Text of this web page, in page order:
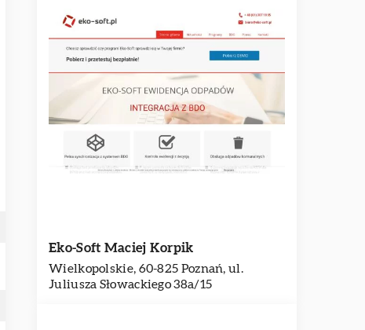
Eko-Soft Maciej Korpik
Wielkopolskie, 60-825 Poznań, ul.
Juliusza Słowackiego 38a/15